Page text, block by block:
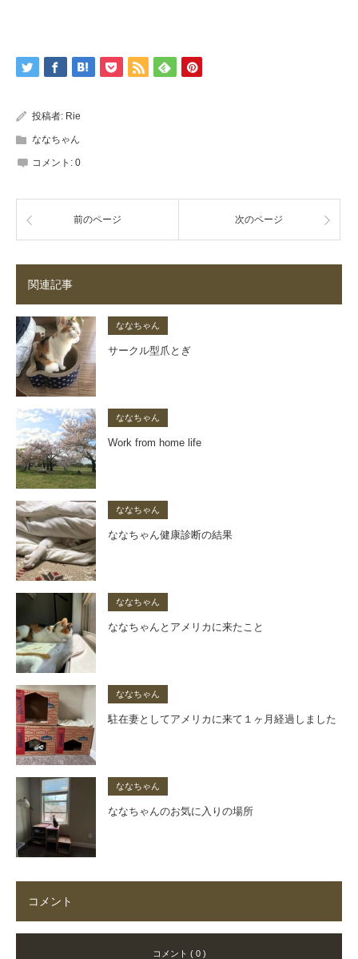
投稿者: Rie
ななちゃん
コメント: 0
前のページ 次のページ
関連記事
ななちゃん
サークル型爪とぎ
ななちゃん
Work from home life
ななちゃん
ななちゃん健康診断の結果
ななちゃん
ななちゃんとアメリカに来たこと
ななちゃん
駐在妻としてアメリカに来て１ヶ月経過しました
ななちゃん
ななちゃんのお気に入りの場所
コメント
コメント ( 0 )